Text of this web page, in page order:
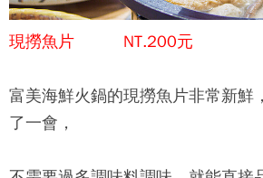
現撈魚片 NT.200元
富美海鮮火鍋的現撈魚片非常新鮮
了一會，